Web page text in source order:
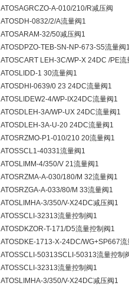
ATOSAGRCZO-A-010/210/R减压阀
ATOSDH-0832/2/A流量阀1
ATOSARAM-32/50减压阀1
ATOSDPZO-TEB-SN-NP-673-S5流量阀
ATOSCART LEH-3C/WP-X 24DC /PE流
ATOSLIDD-1 30流量阀1
ATOSDHI-0639/0 23 24DC流量阀1
ATOSLIDEW2-4/WP-IX24DC流量阀1
ATOSDLEH-3A/WP-UX 24DC流量阀1
ATOSDLEH-3A-U-20 24DC流量阀1
ATOSRZMO-P1-010/210 20流量阀1
ATOSSCL1-40331流量阀1
ATOSLIMM-4/350/V 21流量阀1
ATOSRZMA-A-030/180/M 32流量阀1
ATOSRZGA-A-033/80/M 33流量阀1
ATOSLIMHA-3/350/V-X24DC减压阀1
ATOSSCLI-32313流量控制阀1
ATOSDKZOR-T-171/D5流量控制阀1
ATOSDKE-1713-X-24DC/WG+SP667
ATOSSCLI-50313SCLI-50313流量控制
ATOSSCLI-32313流量控制阀1
ATOSLIMHA-3/350/V-X24DC减压阀1